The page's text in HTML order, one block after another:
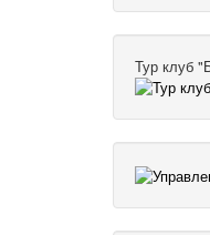
Тур клуб